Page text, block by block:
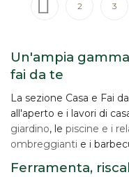
Pagina
PrecedentePagina
2 3
Un'ampia
fai da te
La sezione Casa e Fai
all'aperto e i lavori di
giardino, le piscine e i
ombreggianti e i
Ferramenta,